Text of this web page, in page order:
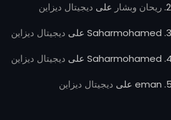
ريحان وبشار على ديجيتال ديزاين
Saharmohamed على ديجيتال ديزاين
Saharmohamed على ديجيتال ديزاين
eman على ديجيتال ديزاين